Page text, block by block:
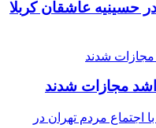
حسینیه عاشقان کربلا
مجازات شدند